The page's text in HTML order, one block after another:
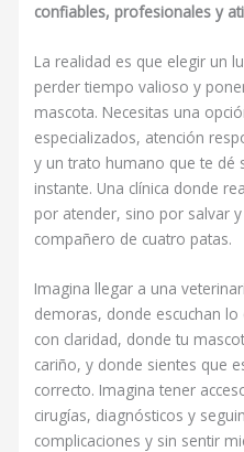
confiables, profesionales y
La realidad es que elegir un
perder tiempo valioso y
mascota. Necesitas una
especializados, atención
y un trato humano que te dé
instante. Una clínica donde
por atender, sino por salvar
compañero de cuatro patas.
Imagina llegar a una
demoras, donde escuchan
con claridad, donde tu
cariño, y donde sientes que
correcto. Imagina tener
cirugías, diagnósticos y
complicaciones y sin sentir